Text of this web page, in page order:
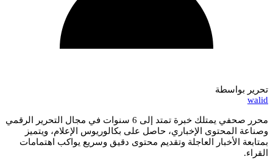
تحرير بواسطة
walid
محرر صحفي يمتلك خبرة تمتد إلى 6 سنوات في مجال التحرير الرقمي
وصناعة المحتوى الإخباري، حاصل على بكالوريوس الإعلام، ويتميز
بمتابعة الأخبار العاجلة وتقديم محتوى دقيق وسريع يواكب اهتمامات
القراء.